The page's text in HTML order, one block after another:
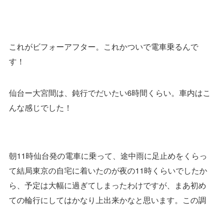
これがビフォーアフター。これかついで電車乗るんで
す！
仙台ー大宮間は、鈍行でだいたい6時間くらい。車内はこ
んな感じでした！
朝11時仙台発の電車に乗って、途中雨に足止めをくらっ
て結局東京の自宅に着いたのが夜の11時くらいでしたか
ら、予定は大幅に過ぎてしまったわけですが、まあ初め
ての輪行にしてはかなり上出来かなと思います。この調